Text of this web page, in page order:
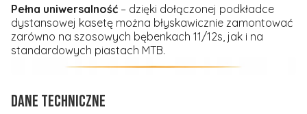
Pełna uniwersalność – dzięki dołączonej podkładce
dystansowej kasetę można błyskawicznie zamontować
zarówno na szosowych bębenkach 11/12s, jak i na
standardowych piastach MTB.
DANE TECHNICZNE